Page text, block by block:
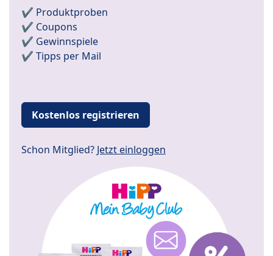
✔️ Produktproben
✔️ Coupons
✔️ Gewinnspiele
✔️ Tipps per Mail
Kostenlos registrieren
Schon Mitglied? Jetzt einloggen